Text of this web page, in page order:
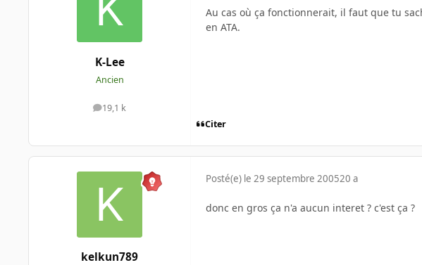
K-Lee
Ancien
19,1 k
messages
Au cas où ça fonctionnerait, il faut que tu
en ATA.
Citer
kelkun789
Posté(e) le 29 septembre 200520 a
donc en gros ça n'a aucun interet ? c'est ça ?